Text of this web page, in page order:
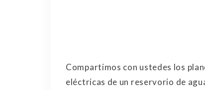
Compartimos con ustedes los
eléctricas de un reservorio de